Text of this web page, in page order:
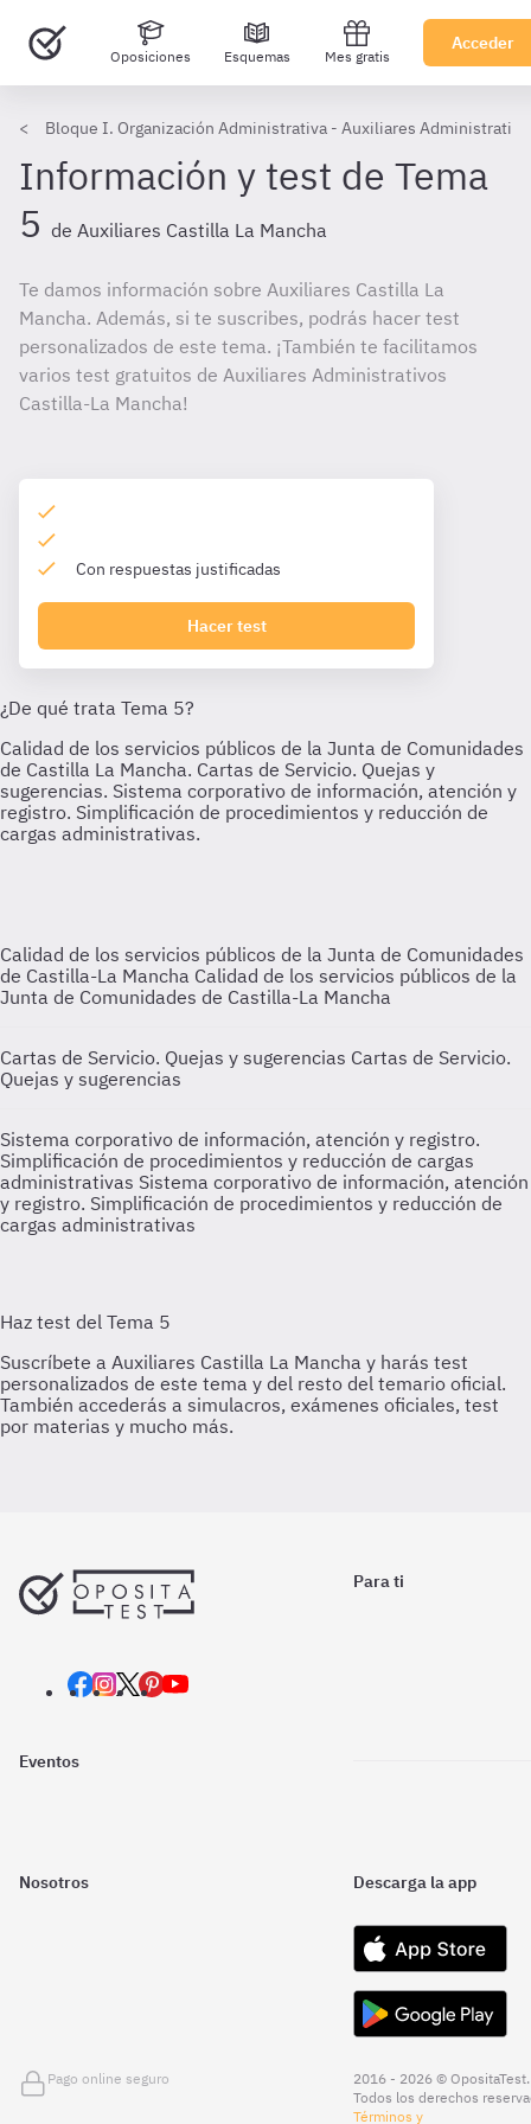
Oposiciones Esquemas Mes gratis
Acceder
Bloque I. Organización Administrativa - Auxiliares
Información y test de Tema
5 de Auxiliares Castilla La Mancha
Te damos información sobre Auxiliares Castilla La
Mancha. Además, si te suscribes, podrás hacer test
personalizados de este tema. ¡También te facilitamos
varios test gratuitos de Auxiliares Administrativos
Castilla-La Mancha!
Con respuestas justificadas
Hacer test
Calidad de los servicios públicos de la Junta de Comunidades
de Castilla-La Mancha Calidad de los servicios públicos de la
Junta de Comunidades de Castilla-La Mancha
Cartas de Servicio. Quejas y sugerencias Cartas de Servicio.
Quejas y sugerencias
Sistema corporativo de información, atención y registro.
Simplificación de procedimientos y reducción de cargas
administrativas Sistema corporativo de información, atención
y registro. Simplificación de procedimientos y reducción de
cargas administrativas
Para ti
Eventos
Nosotros Descarga la app
Pago online seguro
2016 - 2026 © OpositaTest.
Todos los derechos
Términos y